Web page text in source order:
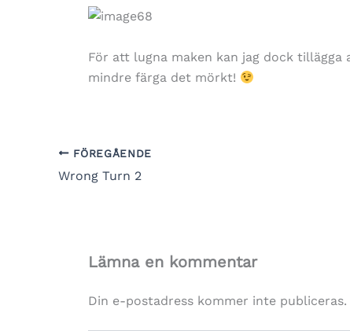
För att lugna maken kan jag dock tillägga
mindre färga det mörkt!
FÖREGÅENDE
Wrong Turn 2
Lämna en kommentar
Din e-postadress kommer inte publiceras.